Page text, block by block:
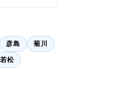
彦島 菊川
若松